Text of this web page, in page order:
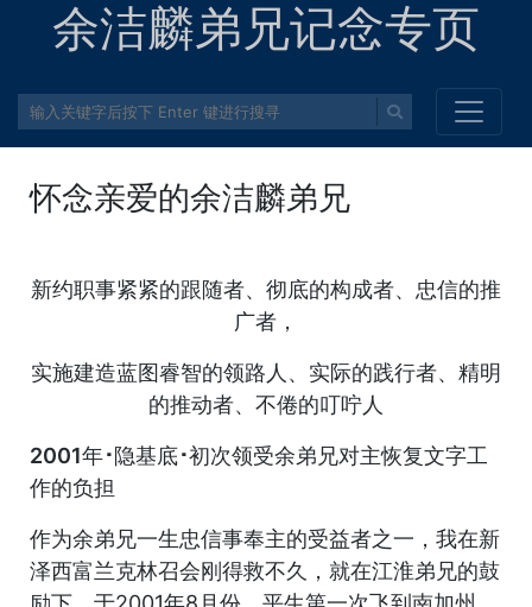
余洁麟弟兄记念专页
怀念亲爱的余洁麟弟兄
新约职事紧紧的跟随者、彻底的构成者、忠信的推
广者，
实施建造蓝图睿智的领路人、实际的践行者、精明
的推动者、不倦的叮咛人
2001年･隐基底･初次领受余弟兄对主恢复文字工
作的负担
作为余弟兄一生忠信事奉主的受益者之一，我在新
泽西富兰克林召会刚得救不久，就在江淮弟兄的鼓